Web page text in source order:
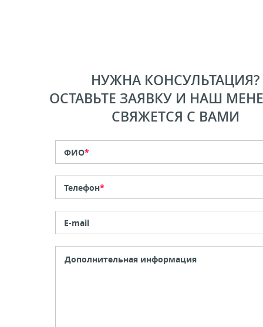
НУЖНА КОНСУЛЬТАЦИЯ?
ОСТАВЬТЕ ЗАЯВКУ И НАШ
СВЯЖЕТСЯ С ВАМИ
ФИО*
Телефон*
E-mail